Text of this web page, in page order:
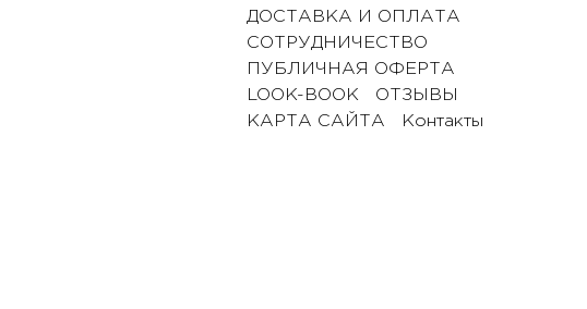
ДОСТАВКА И ОПЛАТА
СОТРУДНИЧЕСТВО
ПУБЛИЧНАЯ ОФЕРТА
LOOK-BOOK
ОТЗЫВЫ
КАРТА САЙТА
Контакты